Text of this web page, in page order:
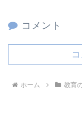
コメント
ホーム 教育